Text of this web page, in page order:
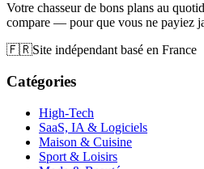
Votre chasseur de bons plans au
compare — pour que vous ne payiez
🇫🇷Site indépendant basé en France
Catégories
High-Tech
SaaS, IA & Logiciels
Maison & Cuisine
Sport & Loisirs